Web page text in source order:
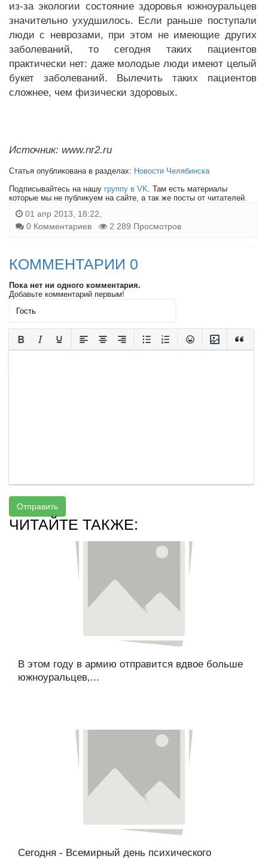
из-за экологии состояние здоровья южноуральцев
значительно ухудшилось. Если раньше поступали
люди с неврозами, при этом не имеющие других
заболеваний, то сегодня таких пациентов
практически нет: даже молодые люди имеют целый
букет заболеваний. Вылечить таких пациентов
сложнее, чем физически здоровых.
Источник: www.nr2.ru
Статья опубликована в разделах: Новости Челябинска
Подписывайтесь на нашу группу в VK. Там есть материалы
которые мы не публикуем на сайте, а так же посты от читателей.
01 апр 2013, 18:22,
0 Комментариев
2 289 Просмотров
КОММЕНТАРИИ 0
Пока нет ни одного комментария.
Добавьте комментарий первым!
Отправить
ЧИТАЙТЕ ТАКЖЕ:
В этом году в армию отправится вдвое больше
южноуральцев,...
Сегодня - Всемирный день психического